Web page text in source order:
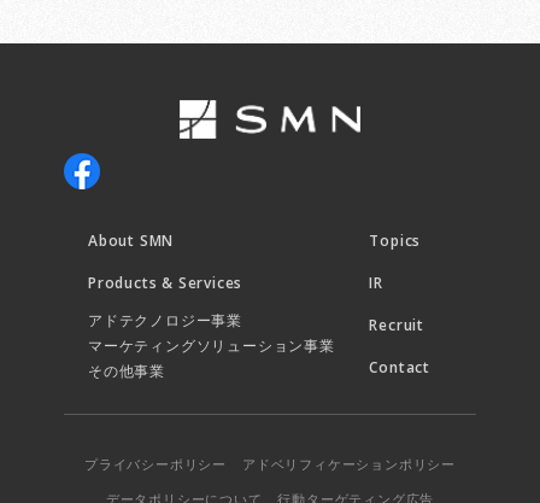
About SMN
Products & Services
アドテクノロジー事業
マーケティングソリューション事業
その他事業
Topics
IR
Recruit
Contact
プライバシーポリシー
アドベリフィケーションポリシー
データポリシーについて
行動ターゲティング広告